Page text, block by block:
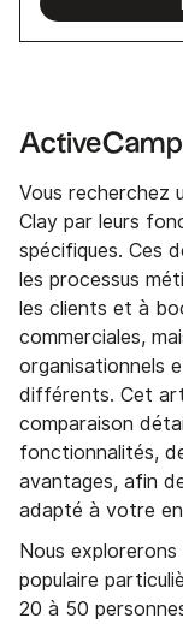
Vous recherchez
Clay par leurs
spécifiques. Ces
les processus
les clients et à
commerciales,
organisationnels
différents. Cet
comparaison
fonctionnalités,
avantages, afin
adapté à votre
Nous explorerons
populaire
20 à 50